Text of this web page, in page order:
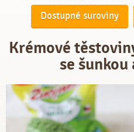
Dostupné suroviny
Krémové
se šunkou